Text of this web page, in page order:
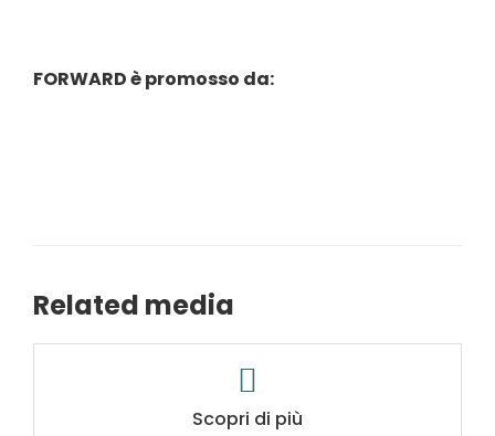
FORWARD è promosso da:
Related media
Scopri di più